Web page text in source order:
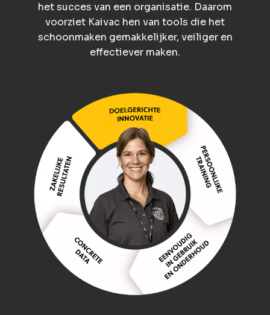
het succes van een organisatie. Daarom
voorziet Kaivac hen van tools die het
schoonmaken gemakkelijker, veiliger en
effectiever maken.